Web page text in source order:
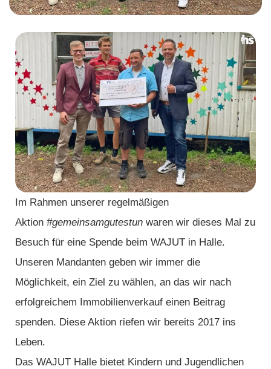
Im Rahmen unserer regelmäßigen
Aktion #gemeinsamgutestun waren wir dieses Mal zu
Besuch für eine Spende beim WAJUT in Halle.
Unseren Mandanten geben wir immer die
Möglichkeit, ein Ziel zu wählen, an das wir nach
erfolgreichem Immobilienverkauf einen Beitrag
spenden. Diese Aktion riefen wir bereits 2017 ins
Leben.
Das WAJUT Halle bietet Kindern und Jugendlichen